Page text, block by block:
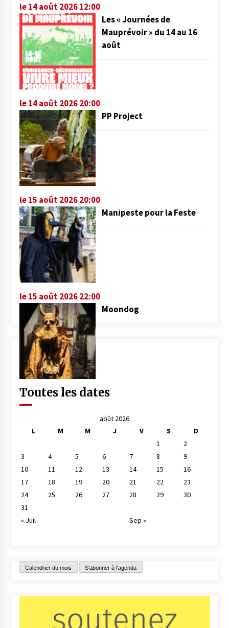
le 14 août 2026 12:00
Les « Journées de
Mauprévoir » du 14 au 16
août
le 14 août 2026 20:00
PP Project
le 15 août 2026 20:00
Manipeste pour la Feste
le 15 août 2026 22:00
Moondog
Toutes les dates
août 2026
L
M M J V S
D
1
2
3
4 5 6 7 8
9
10
11 12 13 14 15
16
17
18 19 20 21 22
23
24
25 26 27 28 29
30
31
« Juil
Sep »
Calendrier du mois S'abonner à l'agenda